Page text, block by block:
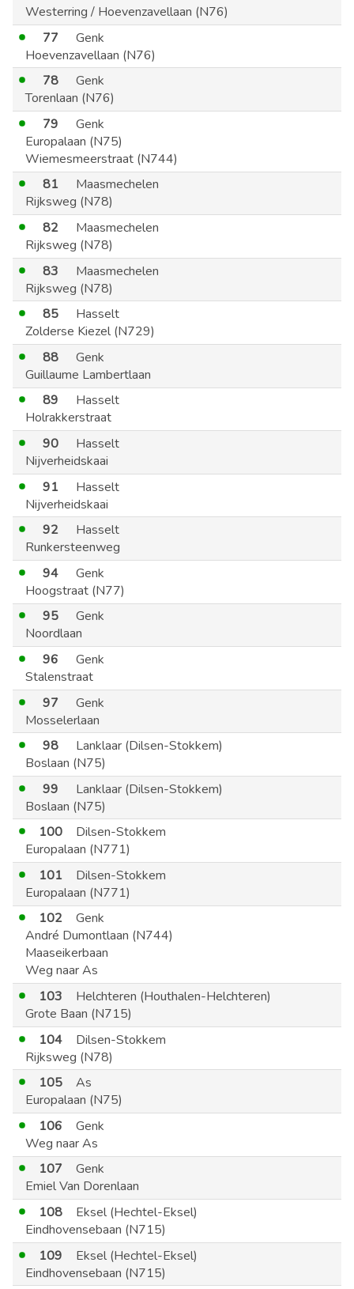
Westerring / Hoevenzavellaan (N76)
77
Genk
Hoevenzavellaan (N76)
78
Genk
Torenlaan (N76)
79
Genk
Europalaan (N75)
Wiemesmeerstraat (N744)
81
Maasmechelen
Rijksweg (N78)
82
Maasmechelen
Rijksweg (N78)
83
Maasmechelen
Rijksweg (N78)
85
Hasselt
Zolderse Kiezel (N729)
88
Genk
Guillaume Lambertlaan
89
Hasselt
Holrakkerstraat
90
Hasselt
Nijverheidskaai
91
Hasselt
Nijverheidskaai
92
Hasselt
Runkersteenweg
94
Genk
Hoogstraat (N77)
95
Genk
Noordlaan
96
Genk
Stalenstraat
97
Genk
Mosselerlaan
98
Lanklaar (Dilsen-Stokkem)
Boslaan (N75)
99
Lanklaar (Dilsen-Stokkem)
Boslaan (N75)
100
Dilsen-Stokkem
Europalaan (N771)
101
Dilsen-Stokkem
Europalaan (N771)
102
Genk
André Dumontlaan (N744)
Maaseikerbaan
Weg naar As
103
Helchteren (Houthalen-Helchteren)
Grote Baan (N715)
104
Dilsen-Stokkem
Rijksweg (N78)
105
As
Europalaan (N75)
106
Genk
Weg naar As
107
Genk
Emiel Van Dorenlaan
108
Eksel (Hechtel-Eksel)
Eindhovensebaan (N715)
109
Eksel (Hechtel-Eksel)
Eindhovensebaan (N715)